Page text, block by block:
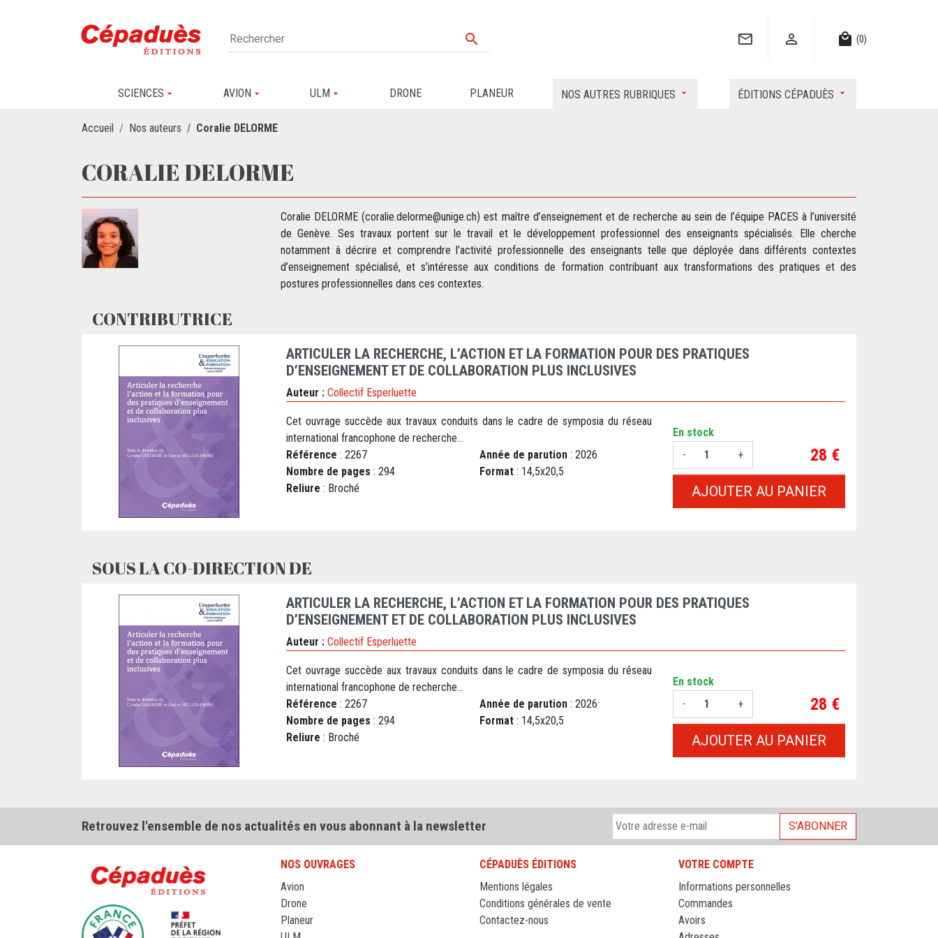
   local_mall (0)
SCIENCES AVION ULM DRONE PLANEUR NOS AUTRES RUBRIQUES ÉDITIONS CÉPADUÈS
Accueil Nos auteurs Coralie DELORME
CORALIE DELORME
Coralie DELORME (coralie.delorme@unige.ch) est maître d’enseignement et de recherche au sein de l’équipe PACES à l’université
de Genève. Ses travaux portent sur le travail et le développement professionnel des enseignants spécialisés. Elle cherche
notamment à décrire et comprendre l’activité professionnelle des enseignants telle que déployée dans différents contextes
d’enseignement spécialisé, et s’intéresse aux conditions de formation contribuant aux transformations des pratiques et des
postures professionnelles dans ces contextes.
CONTRIBUTRICE
ARTICULER LA RECHERCHE, L’ACTION ET LA FORMATION POUR DES PRATIQUES
D’ENSEIGNEMENT ET DE COLLABORATION PLUS INCLUSIVES
Auteur : Collectif Esperluette
Cet ouvrage succède aux travaux conduits dans le cadre de symposia du réseau
international francophone de recherche...
Référence : 2267 Année de parution : 2026
Nombre de pages : 294 Format : 14,5x20,5
Reliure : Broché
En stock
-
+ Prix
28 €
AJOUTER AU PANIER
SOUS LA CO-DIRECTION DE
ARTICULER LA RECHERCHE, L’ACTION ET LA FORMATION POUR DES PRATIQUES
D’ENSEIGNEMENT ET DE COLLABORATION PLUS INCLUSIVES
Auteur : Collectif Esperluette
Cet ouvrage succède aux travaux conduits dans le cadre de symposia du réseau
international francophone de recherche...
Référence : 2267 Année de parution : 2026
Nombre de pages : 294 Format : 14,5x20,5
Reliure : Broché
En stock
-
+ Prix
28 €
AJOUTER AU PANIER
Retrouvez l'ensemble de nos actualités en vous abonnant à la newsletter S’ABONNER
NOS OUVRAGES
Avion
Drone
Planeur
CÉPADUÈS ÉDITIONS
Mentions légales
Conditions générales de vente
Contactez-nous
VOTRE COMPTE
Informations personnelles
Commandes
Avoirs